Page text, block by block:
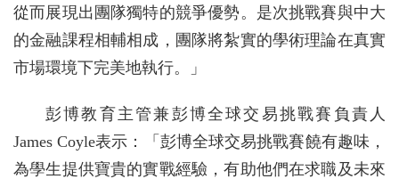
從而展現出團隊獨特的競爭優勢。是次挑戰賽與中大
的金融課程相輔相成，團隊將紮實的學術理論在真實
市場環境下完美地執行。」
彭博教育主管兼彭博全球交易挑戰賽負責人
James Coyle表示：「彭博全球交易挑戰賽饒有趣味，
為學生提供寶貴的實戰經驗，有助他們在求職及未來